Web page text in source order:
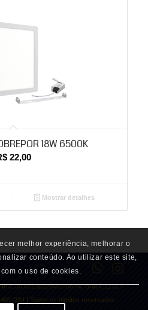
18W 6500K
22,00
Mostrar detalhes
30.872.801/0001-08 Av. Brasil, 1131 -
234 | Todos os direitos reservados.
melhor experiência, melhorar o
conteúdo. Ao utilizar este site,
o uso de cookies.